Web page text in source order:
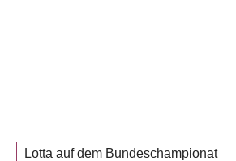
Lotta auf dem Bundeschampionat